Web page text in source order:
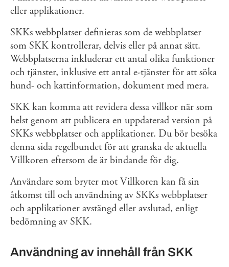
eller applikationer.
SKKs webbplatser definieras som de webbplatser
som SKK kontrollerar, delvis eller på annat sätt.
Webbplatserna inkluderar ett antal olika funktioner
och tjänster, inklusive ett antal e-tjänster för att söka
hund- och kattinformation, dokument med mera.
SKK kan komma att revidera dessa villkor när som
helst genom att publicera en uppdaterad version på
SKKs webbplatser och applikationer. Du bör besöka
denna sida regelbundet för att granska de aktuella
Villkoren eftersom de är bindande för dig.
Användare som bryter mot Villkoren kan få sin
åtkomst till och användning av SKKs webbplatser
och applikationer avstängd eller avslutad, enligt
bedömning av SKK.
Användning av innehåll från SKK